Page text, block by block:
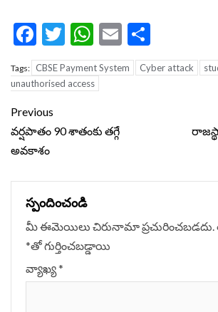
Facebook
Twitter
WhatsApp
Email
Tags: CBSE Payment System Cyber attack
unauthorised access
Continue
Reading
Previous
వర్షపాతం 90 శాతంకు తగ్గే
అవకాశం
స్పందించండి
మీ ఈమెయిలు చిరునామా ప్రచురించబడదు.
*‌తో గుర్తించబడ్డాయి
వ్యాఖ్య*